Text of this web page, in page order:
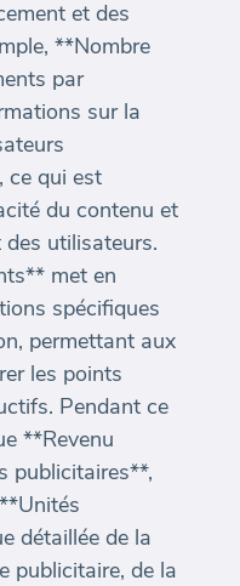
et des
**Nombre
par
sur la
ce qui est
du contenu et
utilisateurs.
met en
spécifiques
permettant aux
les points
Pendant ce
**Revenu
publicitaires**,
détaillée de la
publicitaire, de la